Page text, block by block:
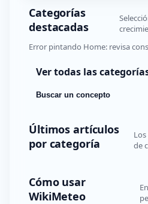
Categorías
destacadas
Error pintando Home: revisa
Ver todas las
Buscar un concepto
Últimos artículos
por categoría
de
Cómo usar
WikiMeteo